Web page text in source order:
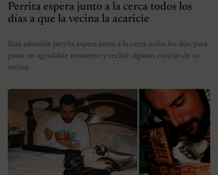
Perrita espera junto a la cerca todos los
días a que la vecina la acaricie
Esta adorable perrita espera junto a la cerca todos los días para
pasar un agradable momento y recibir algunas caricias de su
vecina